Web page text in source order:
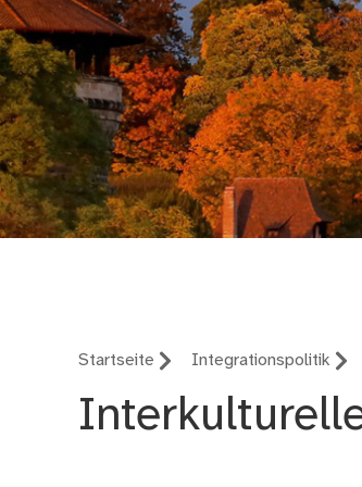
Startseite Integrationspolitik